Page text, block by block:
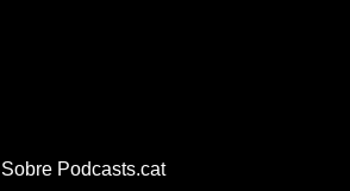
Sobre Podcasts.cat